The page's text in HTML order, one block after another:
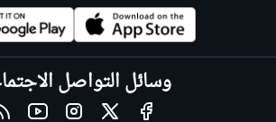
وسائل التواصل